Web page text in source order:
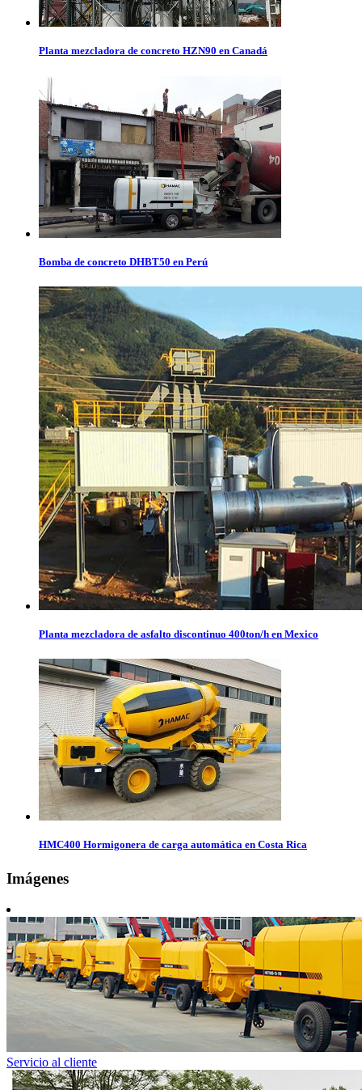
Planta mezcladora de concreto HZN90 en Canadá
Bomba de concreto DHBT50 en Perú
Planta mezcladora de asfalto discontinuo 400ton/h en Mexico
HMC400 Hormigonera de carga automática en Costa Rica
Imágenes
Servicio al cliente